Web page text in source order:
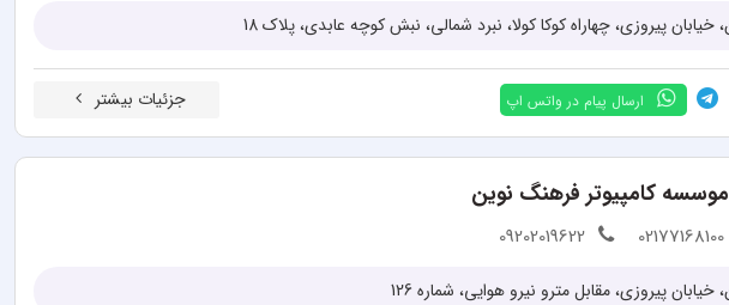
خیابان پیروزی، چهاراه کوکا کولا، نبرد شمالی، نبش کوچه عابدی، پلاک 18
ارسال پیام در واتس اپ جزئیات بیشتر
موسسه کامپیوتر فرهنگ نوین
02177168100
09202019622
خیابان پیروزی، مقابل مترو نیرو هوایی، شماره 126